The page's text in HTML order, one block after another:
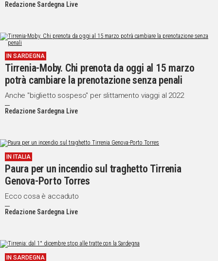
Redazione Sardegna Live
IN SARDEGNA
Tirrenia-Moby. Chi prenota da oggi al 15 marzo
potrà cambiare la prenotazione senza penali
Anche "biglietto sospeso" per slittamento viaggi al 2022
Redazione Sardegna Live
IN ITALIA
Paura per un incendio sul traghetto Tirrenia
Genova-Porto Torres
Ecco cosa è accaduto
Redazione Sardegna Live
IN SARDEGNA